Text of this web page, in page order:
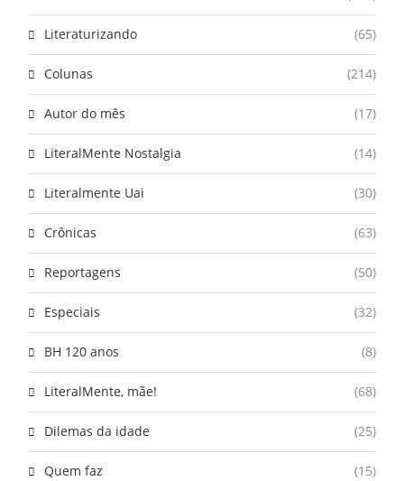
Literaturizando (65)
Colunas (214)
Autor do mês (17)
LiteralMente Nostalgia (14)
Literalmente Uai (30)
Crônicas (63)
Reportagens (50)
Especiais (32)
BH 120 anos (8)
LiteralMente, mãe! (68)
Dilemas da idade (25)
Quem faz (15)